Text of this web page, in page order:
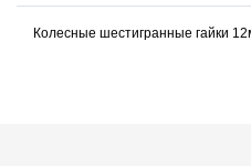
Колесные шестигранные гайки